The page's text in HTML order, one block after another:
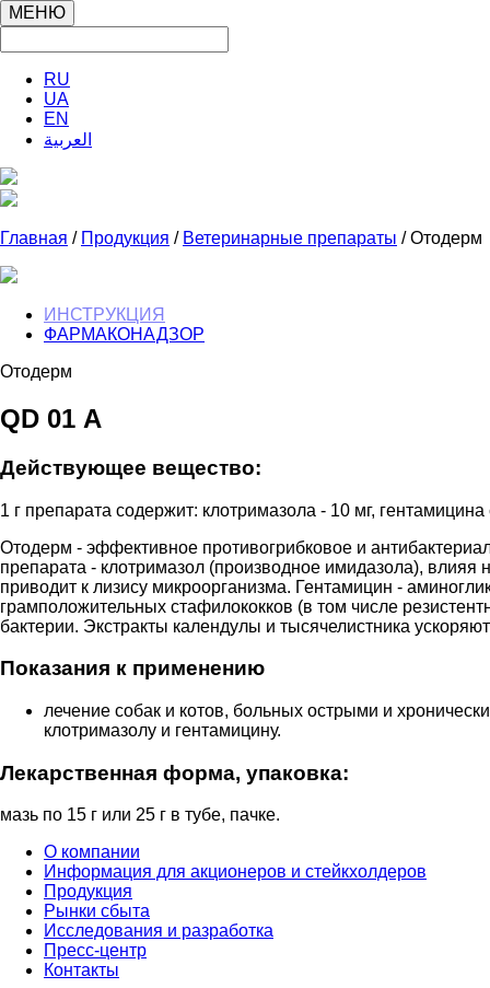
МЕНЮ
RU
UA
EN
العربية
Главная / Продукция / Ветеринарные препараты / Отодерм
ИНСТРУКЦИЯ
ФАРМАКОНАДЗОР
Отодерм
QD 01 А
Действующее вещество:
1 г препарата содержит: клотримазола - 10 мг, гентамицина
Отодерм - эффективное противогрибковое и
препарата - клотримазол (производное имидазола),
приводит к лизису микроорганизма. Гентамицин -
грамположительных стафилококков (в том числе
бактерии. Экстракты календулы и тысячелистника
Показания к применению
лечение собак и котов, больных острыми и
клотримазолу и гентамицину.
Лекарственная форма, упаковка:
мазь по 15 г или 25 г в тубе, пачке.
О компании
Информация для акционеров и стейкхолдеров
Продукция
Рынки сбыта
Исследования и разработка
Пресс-центр
Контакты